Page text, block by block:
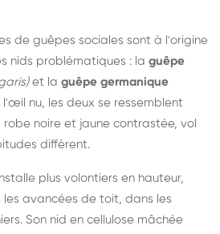
de guêpes sociales sont à l'origine
nids problématiques : la guêpe
et la guêpe germanique
l'œil nu, les deux se ressemblent
robe noire et jaune contrastée, vol
diffèrent.
plus volontiers en hauteur,
les avancées de toit, dans les
Son nid en cellulose mâchée